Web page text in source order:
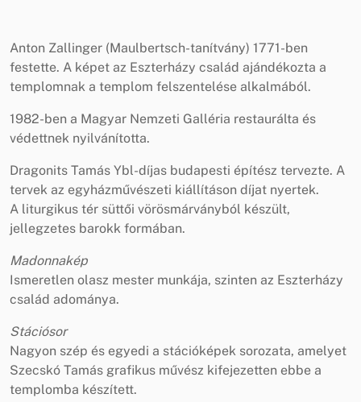
Anton Zallinger (Maulbertsch-tanítvány) 1771-ben
festette. A képet az Eszterházy család ajándékozta a
templomnak a templom felszentelése alkalmából.
1982-ben a Magyar Nemzeti Galléria restaurálta és
védettnek nyilvánította.
Dragonits Tamás Ybl-díjas budapesti építész tervezte. A
tervek az egyházművészeti kiállításon díjat nyertek.
A liturgikus tér süttői vörösmárványból készült,
jellegzetes barokk formában.
Madonnakép
Ismeretlen olasz mester munkája, szinten az Eszterházy
család adománya.
Stációsor
Nagyon szép és egyedi a stációképek sorozata, amelyet
Szecskó Tamás grafikus művész kifejezetten ebbe a
templomba készített.